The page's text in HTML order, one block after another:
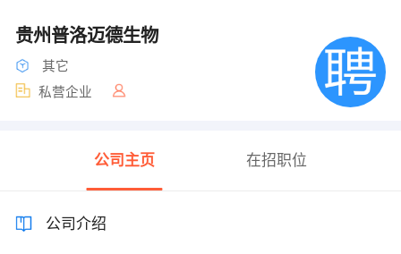
贵州普洛迈德生物
其它
私营企业
公司主页 在招职位
公司介绍